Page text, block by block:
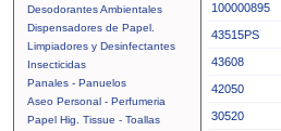
Desodorantes Ambientales
Dispensadores de Papel.
Limpiadores y Desinfectantes
Insecticidas
Panales - Panuelos
Aseo Personal - Perfumeria
Papel Hig. Tissue - Toallas
100000895
43515PS
43608
42050
30520